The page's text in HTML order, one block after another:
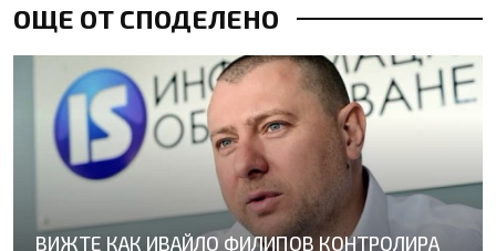
ОЩЕ ОТ СПОДЕЛЕНО
ВИЖТЕ КАК ИВАЙЛО ФИЛИПОВ КОНТРОЛИРА